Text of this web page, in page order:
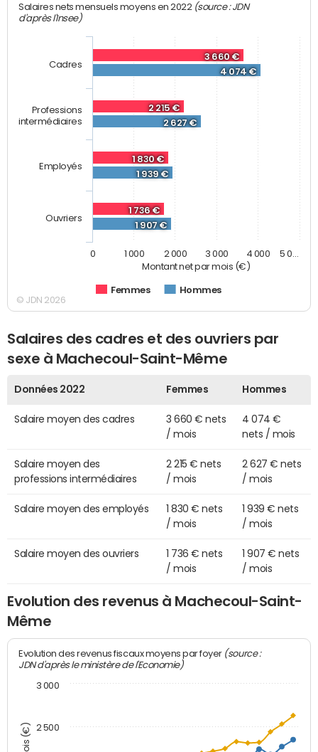
Montant net par mois (€)
Salaires nets mensuels moyens en 2022 (source : JDN
d'après l'Insee)
3 660 €
2 215 €
1 830 €
1 736 €
4 074 €
2 627 €
1 939 €
1 907 €
Femmes Hommes
Cadres
Professions
intermédiaires
Employés
Ouvriers
0 1 000 2 000 3 000 4 000 5 0…
© JDN 2026
Salaires des cadres et des ouvriers par
sexe à Machecoul-Saint-Même
Données 2022 Femmes Hommes
Salaire moyen des cadres
3 660 € nets
/ mois
4 074 €
nets / mois
Salaire moyen des
professions intermédiaires
2 215 € nets
/ mois
2 627 € nets
/ mois
Salaire moyen des employés
1 830 € nets
/ mois
1 939 € nets
/ mois
Salaire moyen des ouvriers
1 736 € nets
/ mois
1 907 € nets
/ mois
Evolution des revenus à Machecoul-Saint-
Même
Evolution des revenus fiscaux moyens par foyer (source :
JDN d'après le ministère de l'Economie)
2 500
3 000